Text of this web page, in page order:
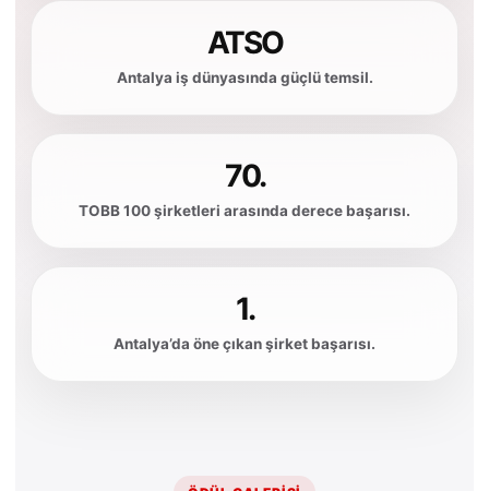
ATSO
Antalya iş dünyasında güçlü temsil.
70.
TOBB 100 şirketleri arasında derece başarısı.
1.
Antalya’da öne çıkan şirket başarısı.